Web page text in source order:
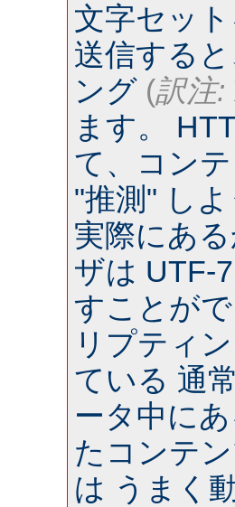
文字セッ
送信する
ング (訳注:
ます。
て、コン
"推測" し
実際にあ
ザは UTF-
すことが
リプティ
ている 通
ータ中に
たコンテ
は うまく